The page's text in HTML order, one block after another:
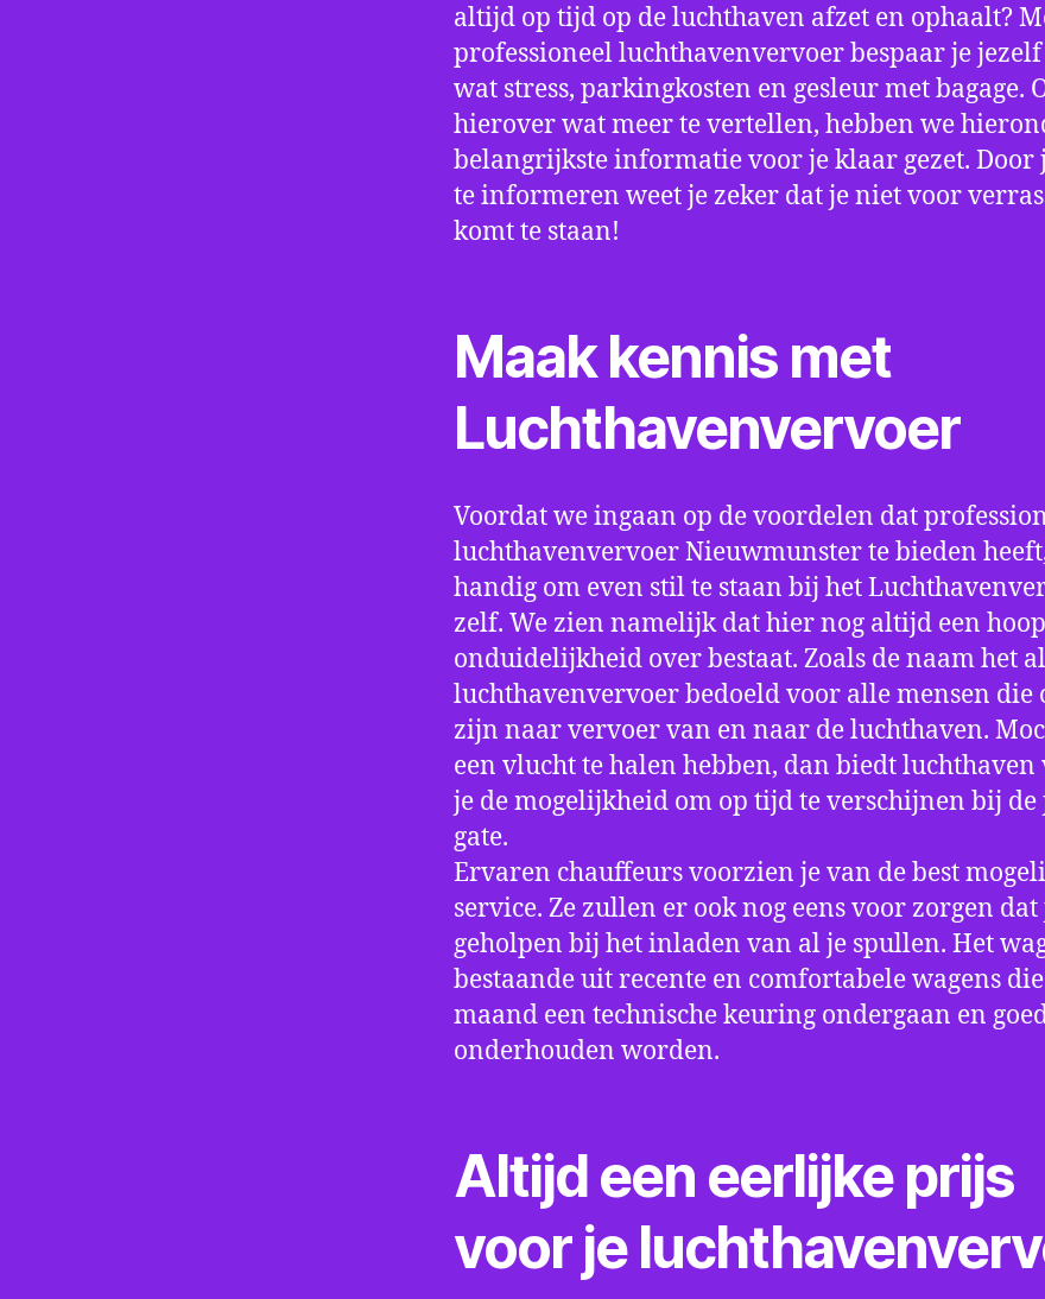
altijd op tijd op de luchthaven afzet en ophaalt?
professioneel luchthavenvervoer bespaar je
wat stress, parkingkosten en gesleur met bagage.
hierover wat meer te vertellen, hebben we
belangrijkste informatie voor je klaar gezet. Door
te informeren weet je zeker dat je niet voor
komt te staan!
Maak kennis met
Luchthavenvervoer
Voordat we ingaan op de voordelen dat
luchthavenvervoer Nieuwmunster te bieden
handig om even stil te staan bij het
zelf. We zien namelijk dat hier nog altijd een hoop
onduidelijkheid over bestaat. Zoals de naam het
luchthavenvervoer bedoeld voor alle mensen die
zijn naar vervoer van en naar de luchthaven.
een vlucht te halen hebben, dan biedt
je de mogelijkheid om op tijd te verschijnen bij de
gate.
Ervaren chauffeurs voorzien je van de best
service. Ze zullen er ook nog eens voor zorgen
geholpen bij het inladen van al je spullen. Het
bestaande uit recente en comfortabele wagens
maand een technische keuring ondergaan en
onderhouden worden.
Altijd een eerlijke prijs
voor je